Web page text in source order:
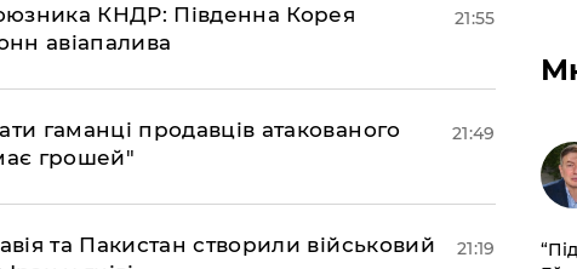
КНДР: Південна Корея
авіапалива
21:55
гаманці продавців атакованого
грошей"
21:49
та Пакистан створили військовий
21:19